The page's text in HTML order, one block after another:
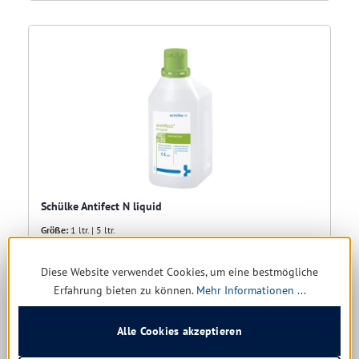
Schülke Antifect N liquid
Größe: 1 ltr. | 5 ltr.
7,79 € *
Diese Website verwendet Cookies, um eine bestmögliche
Erfahrung bieten zu können. Mehr Informationen ...
Alle Cookies akzeptieren